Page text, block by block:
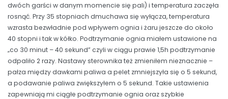
dwóch garści w danym momencie się pali) i temperatura zaczęła
rosnąć. Przy 35 stopniach dmuchawa się wyłącza, temperatura
wzrasta bezwładnie pod wpływem ognia i żaru jeszcze do około
40 stopni i tak w kółko. Podtrzymanie ognia miałem ustawione na
„co 30 minut – 40 sekund” czyli w ciągu prawie 1,5h podtrzymanie
odpaliło 2 razy. Nastawy sterownika też zmieniłem nieznacznie –
pałza między dawkami paliwa a pelet zmniejszyła się o 5 sekund,
a podawanie paliwa zwiększyłem o 5 sekund. Takie ustawienia
zapewniają mi ciągłe podtrzymanie ognia oraz szybkie